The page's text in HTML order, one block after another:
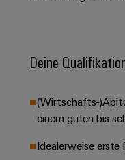
verschiedene
Segmente
und
Fabrikautomation
Öl
Automation
Industrial
Analytics
Industrial
Software
Steuerungen
und
Trainings
und
Webinare
Partner
IIoT
and
Automation
Workshops
Schulklassen
Deine
(Wirtschafts-
einem guten bis
Idealerweise erste